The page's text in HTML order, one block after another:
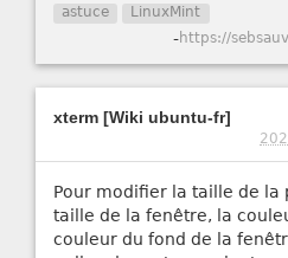
astuce LinuxMint
-https://
xterm [Wiki ubuntu-fr]
Pour modifier la taille de la
taille de la fenêtre, la
couleur du fond de la